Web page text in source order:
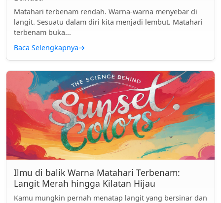
Matahari terbenam rendah. Warna-warna menyebar di
langit. Sesuatu dalam diri kita menjadi lembut. Matahari
terbenam buka...
Baca Selengkapnya→
Ilmu di balik Warna Matahari Terbenam:
Langit Merah hingga Kilatan Hijau
Kamu mungkin pernah menatap langit yang bersinar dan